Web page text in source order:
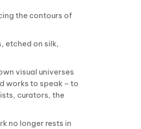
the contours of
etched on silk,
visual universes
works to speak – to
curators, the
no longer rests in